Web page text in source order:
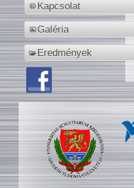
Kapcsolat
Galéria
Eredmények